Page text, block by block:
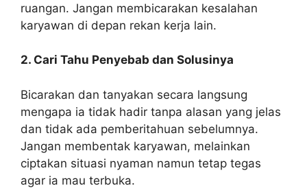
ruangan. Jangan membicarakan kesalahan
karyawan di depan rekan kerja lain.
2. Cari Tahu Penyebab dan Solusinya
Bicarakan dan tanyakan secara langsung
mengapa ia tidak hadir tanpa alasan yang jelas
dan tidak ada pemberitahuan sebelumnya.
Jangan membentak karyawan, melainkan
ciptakan situasi nyaman namun tetap tegas
agar ia mau terbuka.